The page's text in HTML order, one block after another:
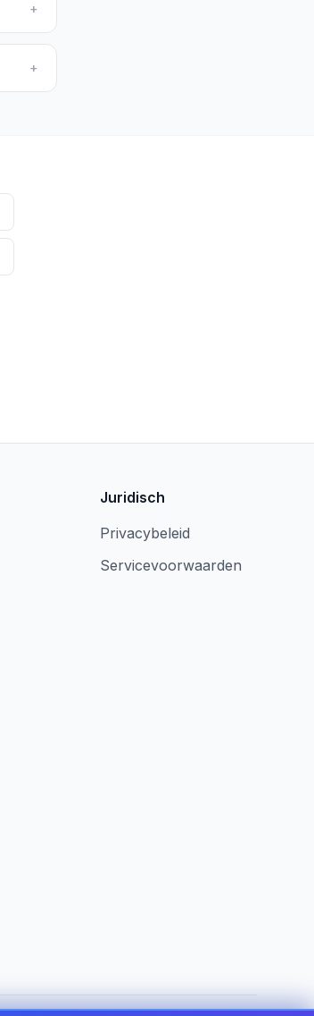
+
+
Juridisch
Privacybeleid
Servicevoorwaarden